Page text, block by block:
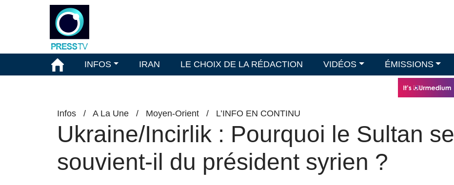
INFOS IRAN LE CHOIX DE LA RÉDACTION VIDÉOS ÉMISSIONS
Infos / A La Une / Moyen-Orient / L’INFO EN CONTINU
Ukraine/Incirlik : Pourquoi le Sultan se
souvient-il du président syrien ?